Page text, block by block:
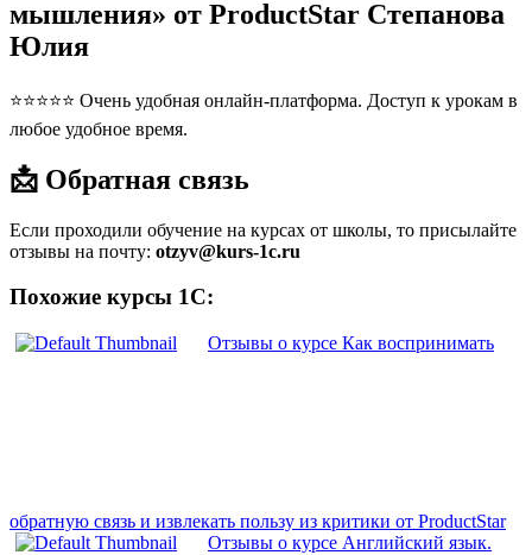
мышления» от ProductStar Степанова
Юлия
⭐⭐⭐⭐⭐ Очень удобная онлайн-платформа. Доступ к урокам в
любое удобное время.
📩 Обратная связь
Если проходили обучение на курсах от школы, то присылайте
отзывы на почту: otzyv@kurs-1c.ru
Похожие курсы 1С:
Отзывы о курсе Как воcпринимать
обратную связь и извлекать пользу из критики от ProductStar
Отзывы о курсе Английский язык.